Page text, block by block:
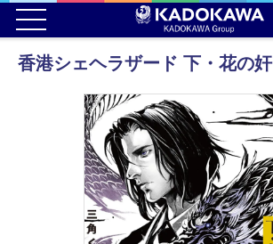
香港シェヘラザード 下・花の奸